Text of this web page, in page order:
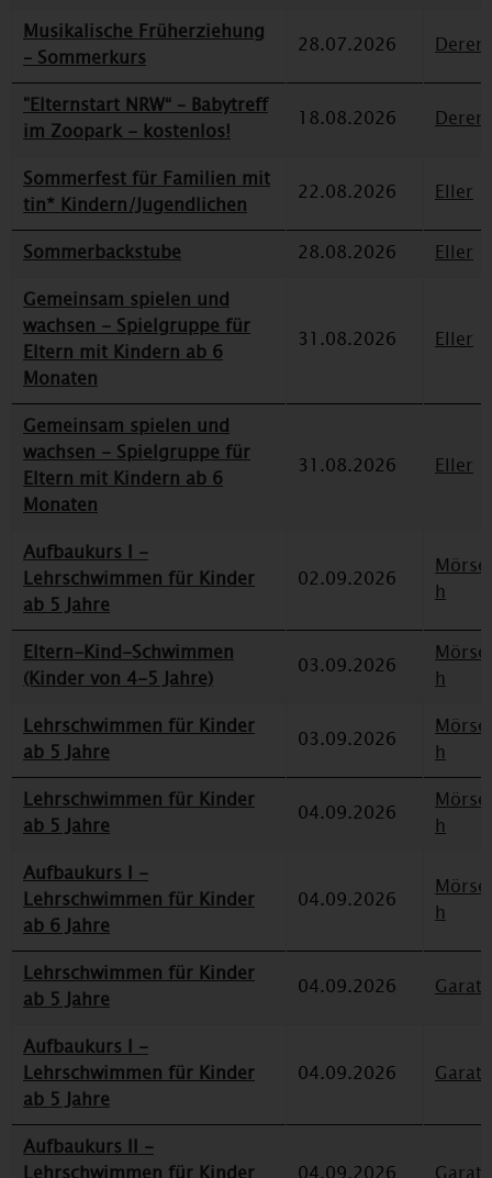
Musikalische Früherziehung
– Sommerkurs
28.07.2026
"Elternstart NRW“ – Babytreff
im Zoopark - kostenlos!
18.08.2026
Sommerfest für Familien mit
tin* Kindern/Jugendlichen
22.08.2026 Eller
Sommerbackstube 28.08.2026
Eller
Gemeinsam spielen und
wachsen - Spielgruppe für
Eltern mit Kindern ab 6
Monaten
31.08.2026 Eller
Gemeinsam spielen und
wachsen - Spielgruppe für
Eltern mit Kindern ab 6
Monaten
31.08.2026 Eller
Aufbaukurs I -
Lehrschwimmen für Kinder
ab 5 Jahre
02.09.2026
h
Eltern-Kind-Schwimmen
(Kinder von 4-5 Jahre)
03.09.2026
h
Lehrschwimmen für Kinder
ab 5 Jahre
03.09.2026
h
Lehrschwimmen für Kinder
ab 5 Jahre
04.09.2026
h
Aufbaukurs I -
Lehrschwimmen für Kinder
ab 6 Jahre
04.09.2026
h
Lehrschwimmen für Kinder
ab 5 Jahre
04.09.2026 Garath
Aufbaukurs I -
Lehrschwimmen für Kinder
ab 5 Jahre
04.09.2026 Garath
Aufbaukurs II -